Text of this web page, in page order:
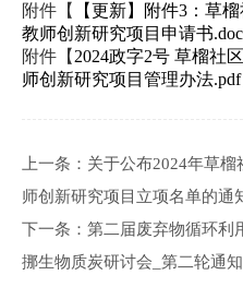
附件【
【更新】附件3：草
教师创新研究项目申请书
附件【 2024政字2号 草榴社
师创新研究项目管理办法.pdf
上一条： 关于公布2024年草
师创新研究项目立项名单的通
下一条： 第二届废弃物循环利
挪生物质炭研讨会_第二轮通知